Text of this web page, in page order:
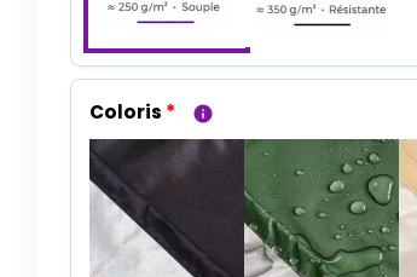
Coloris * info